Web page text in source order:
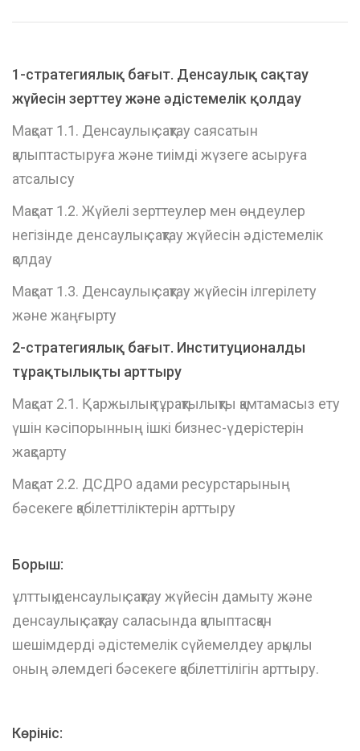
1-стратегиялық бағыт. Денсаулық сақтау
жүйесін зерттеу және әдістемелік қолдау
Мақсат 1.1. Денсаулық сақтау саясатын
қалыптастыруға және тиімді жүзеге асыруға
атсалысу
Мақсат 1.2. Жүйелі зерттеулер мен өңдеулер
негізінде денсаулық сақтау жүйесін әдістемелік
қолдау
Мақсат 1.3. Денсаулық сақтау жүйесін ілгерілету
және жаңғырту
2-стратегиялық бағыт. Институционалды
тұрақтылықты арттыру
Мақсат 2.1. Қаржылық тұрақтылықты қамтамасыз ету
үшін кәсіпорынның ішкі бизнес-үдерістерін
жақсарту
Мақсат 2.2. ДСДРО адами ресурстарының
бәсекеге қабілеттіліктерін арттыру
Борыш:
ұлттық денсаулық сақтау жүйесін дамыту және
денсаулық сақтау саласында қалыптасқан
шешімдерді әдістемелік сүйемелдеу арқылы
оның әлемдегі бәсекеге қабілеттілігін арттыру.
Көрініс: